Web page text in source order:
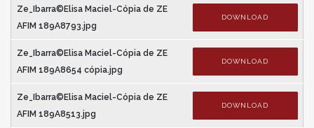
Ze_Ibarra©Elisa Maciel-Cópia de ZE
AFIM 189A8793.jpg
DOWNLOAD
Ze_Ibarra©Elisa Maciel-Cópia de ZE
AFIM 189A8654 cópia.jpg
DOWNLOAD
Ze_Ibarra©Elisa Maciel-Cópia de ZE
AFIM 189A8513.jpg
DOWNLOAD